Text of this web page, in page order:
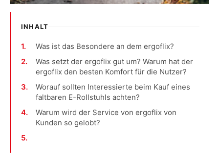
INHALT
Was ist das Besondere an dem ergoflix?
Was setzt der ergoflix gut um? Warum hat der
ergoflix den besten Komfort für die Nutzer?
Worauf sollten Interessierte beim Kauf eines
faltbaren E-Rollstuhls achten?
Warum wird der Service von ergoflix von
Kunden so gelobt?